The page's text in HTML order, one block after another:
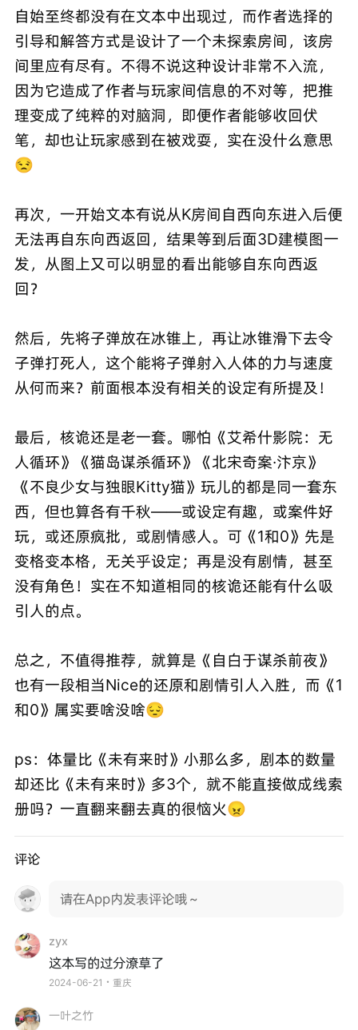
自始至终都没有在文本中出现过，而作者选择的
引导和解答方式是设计了一个未探索房间，该房
间里应有尽有。不得不说这种设计非常不入流，
因为它造成了作者与玩家间信息的不对等，把推
理变成了纯粹的对脑洞，即便作者能够收回伏
笔，却也让玩家感到在被戏耍，实在没什么意思
😒
再次，一开始文本有说从K房间自西向东进入后便
无法再自东向西返回，结果等到后面3D建模图一
发，从图上又可以明显的看出能够自东向西返
回？
然后，先将子弹放在冰锥上，再让冰锥滑下去令
子弹打死人，这个能将子弹射入人体的力与速度
从何而来？前面根本没有相关的设定有所提及！
最后，核诡还是老一套。哪怕《艾希什影院：无
人循环》《猫岛谋杀循环》《北宋奇案·汴京》
《不良少女与独眼Kitty猫》玩儿的都是同一套东
西，但也算各有千秋——或设定有趣，或案件好
玩，或还原疯批，或剧情感人。可《1和0》先是
变格变本格，无关乎设定；再是没有剧情，甚至
没有角色！实在不知道相同的核诡还能有什么吸
引人的点。
总之，不值得推荐，就算是《自白于谋杀前夜》
也有一段相当Nice的还原和剧情引人入胜，而《1
和0》属实要啥没啥😔
ps：体量比《未有来时》小那么多，剧本的数量
却还比《未有来时》多3个，就不能直接做成线索
册吗？一直翻来翻去真的很恼火😠
评论
请在App内发表评论哦～
zyx
这本写的过分潦草了
2024-06-21・重庆
一叶之竹